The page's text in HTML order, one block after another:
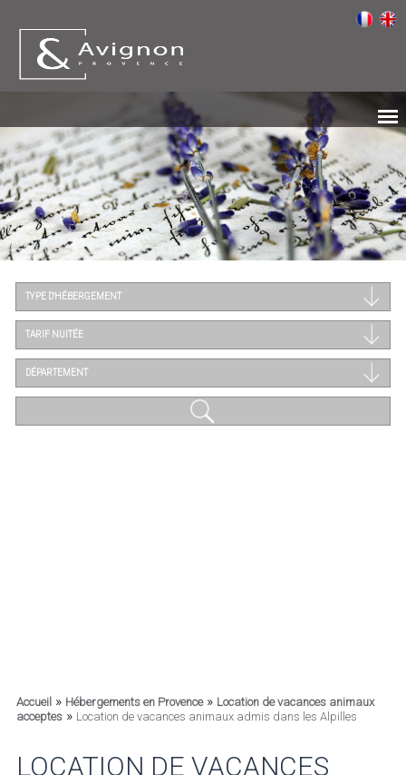
TYPE D'HÉBERGEMENT
TARIF NUITÉE
DÉPARTEMENT
Accueil» Hébergements en Provence» Location de vacances animaux
acceptes» Location de vacances animaux admis dans les Alpilles
LOCATION DE VACANCES